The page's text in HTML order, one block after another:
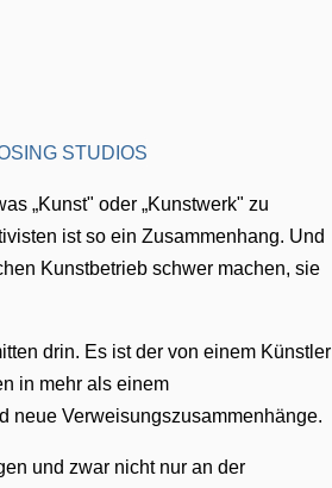
„Kunst" oder „Kunstwerk" zu
ist so ein Zusammenhang. Und
Kunstbetrieb schwer machen, sie
drin. Es ist der von einem Künstler
in mehr als einem
neue Verweisungszusammenhänge.
und zwar nicht nur an der